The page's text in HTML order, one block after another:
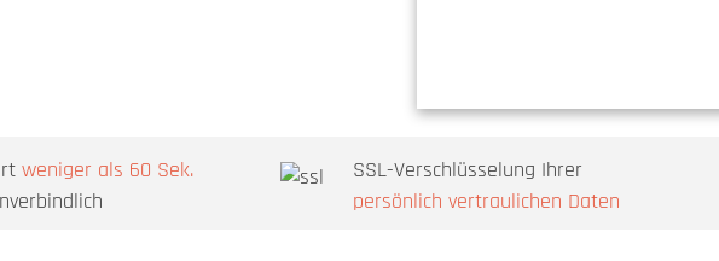
weniger als 60 Sek.
SSL-Verschlüsselung Ihrer
persönlich vertraulichen Daten